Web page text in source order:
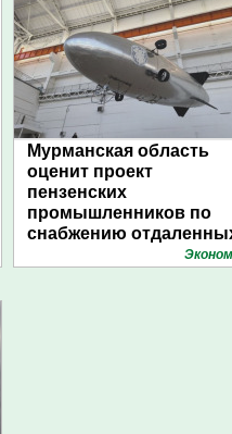
Мурманская область
оценит проект
пензенских
промышленников по
снабжению
поселений с помощью